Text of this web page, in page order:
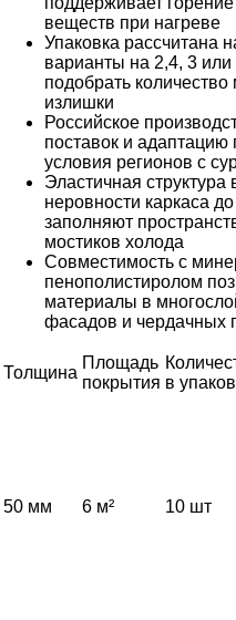
веществ при нагреве
Упаковка рассчитана
варианты на 2,4, 3
подобрать
излишки
Российское
поставок и адаптацию
условия регионов с
Эластичная структура
неровности каркаса
заполняют
мостиков холода
Совместимость с
пенополистиролом
материалы в
фасадов и чердачных
Толщина
Площадь
покрытия в
50 мм 6 м² 10 шт